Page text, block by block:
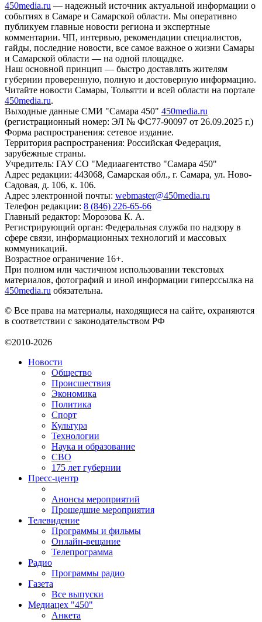
450media.ru — надежный источник актуальной информации о
событиях в Самаре и Самарской области. Мы оперативно
публикуем главные новости региона и экспертные
комментарии. ЧП, интервью, рекомендации специалистов,
гайды, последние новости, все самое важное о жизни Самары
и Самарской области — на одной площадке.
Наш основной принцип — быстро доставлять жителям
губернии проверенную, полную и достоверную информацию.
Читайте новости Самары, Тольятти и всей области на портале
450media.ru.
Выходные данные СМИ "Самара 450" 450media.ru
(регистрационный номер: ЭЛ № ФС77-90097 от 26.09.2025 г.)
Форма распространения: сетевое издание.
Территория распространения: Российская Федерация,
зарубежные страны.
Учредитель: ГАУ СО "Медиаагентство "Самара 450"
Адрес редакции: 443068, Самарская обл., г. Самара, ул. Ново-
Садовая, д. 106, к. 106.
Адрес электронной почты: webmaster@450media.ru
Телефон редакции: 8 (846) 226-65-66
Главный редактор: Морозова К. А.
Регистрирующий орган: Федеральная служба по надзору в
сфере связи, информационных технологий и массовых
коммуникаций.
Возрастное ограничение 16+.
При полном или частичном использовании текстовых
материалов, фотографий и иной информации гиперссылка на
450media.ru обязательна.
© Все права на материалы, находящиеся на сайте, охраняются
в соответствии с законодательством РФ
©2010-2026
Новости
Общество
Происшествия
Экономика
Политика
Спорт
Культура
Технологии
Наука и образование
СВО
175 лет губернии
Пресс-центр
Анонсы мероприятий
Прошедшие мероприятия
Телевидение
Программы и фильмы
Онлайн-вещание
Телепрограмма
Радио
Программы радио
Газета
Все выпуски
Медиацех "450"
Анкета